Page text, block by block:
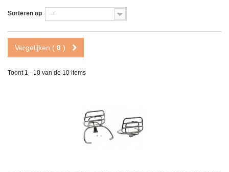
Sorteren op --
Vergelijken ( 0 )
Toont 1 - 10 van de 10 items